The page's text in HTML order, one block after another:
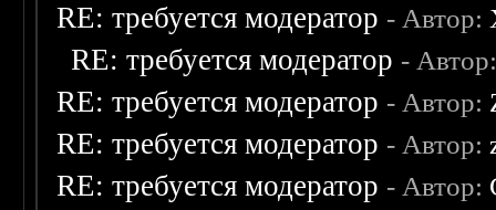
RE: требуется модератор - Автор:
RE: требуется модератор -
RE: требуется модератор - Автор:
RE: требуется модератор - Автор:
RE: требуется модератор - Автор: